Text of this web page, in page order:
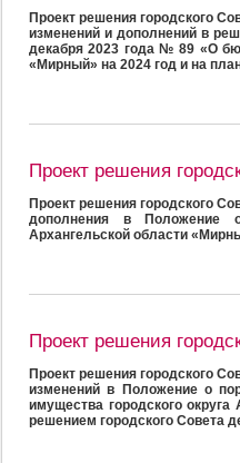
Проект решения городского
изменений и дополнений в
декабря 2023 года № 89 «О
«Мирный» на 2024 год и на
Проект решения
Проект решения городского
дополнения в Положение
Архангельской области
Проект решения
Проект решения городского
изменений в Положение о
имущества городского
решением городского Совета